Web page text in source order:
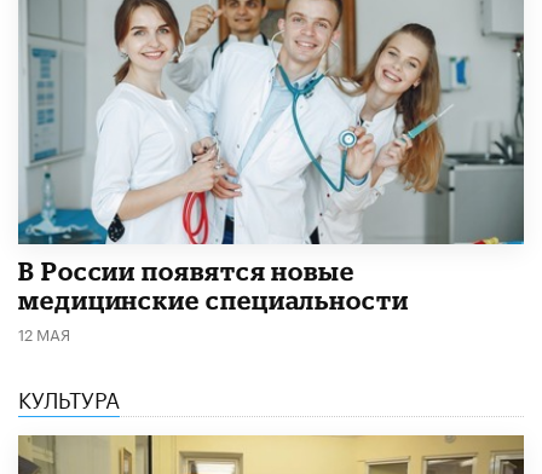
В России появятся новые
медицинские специальности
12 МАЯ
КУЛЬТУРА